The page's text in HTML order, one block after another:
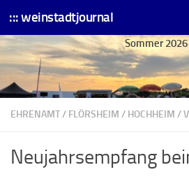
Skip to content
::: weinstadtjournal
Sommer 2026
EHRENAMT/ FLÖRSHEIM / HOCHHEIM /
Neujahrsempfang